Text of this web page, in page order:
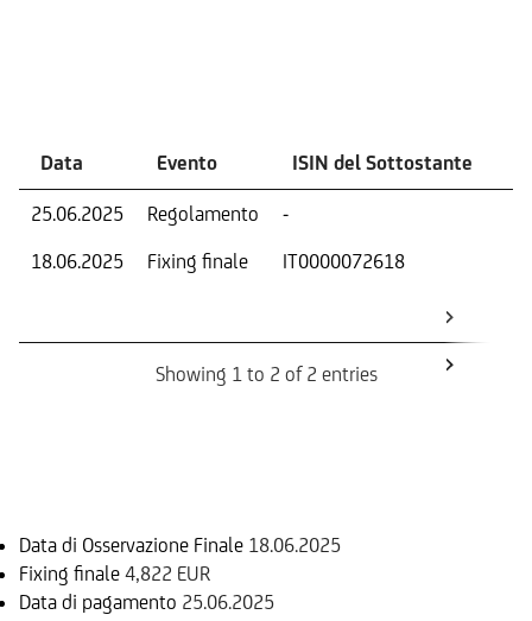
Data Evento ISIN del Sottostante
25.06.2025 Regolamento -
18.06.2025
Fixing finale IT0000072618
Showing 1 to 2 of 2 entries
Data di Osservazione Finale 18.06.2025
Fixing finale 4,822 EUR
Data di pagamento 25.06.2025